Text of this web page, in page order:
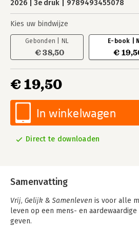
2026
3e druk 9789493455078
Kies uw bindwijze
Gebonden | NL
€ 38,50
E-book |
€
€ 19,50
In winkelwagen
Direct te downloaden
Samenvatting
Vrij, Gelijk & Samenleven is voor alle
leven op een mens- en
geven.